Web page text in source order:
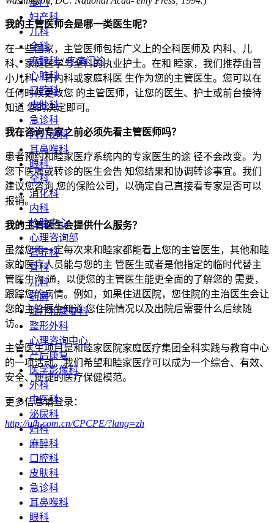
我的主管医师会是哪一类医生呢？
在一些国家，主管医师包括广义上的全科医师及 内科、儿
科、家庭医学与全科的执业护士。在和 睦家，我们推荐由普
小儿科、普内科或家庭科医 生作为您的主管医生。您可以在
任何时候更改您 的主管医师，让您的医生、护士或前台接待
知道 您的决定即可。
我在咨询专家之前必须先看主管医师吗？
患者预约和睦家医疗系统内的专家医生的途 径不会改变。为
您下医嘱或转诊的医生会告 知您结果和协调转诊事宜。我们
建议您咨询 您的保险公司，以确定自己直接看专家是否可以
报销。
我的主管医生会提供什么服务？
虽然您不一定每次来和睦家都能看上您的主管医生，其他和睦
家的医疗人员能与您的主 管医生或者是他指定的临时代替主
管医生沟 通，以便您的主管医生能更全面的了解您的 需要，
跟踪您的病情。例如，如果住进医院，您住院的主治医生会让
您的主管医生知道 您住院情况以及出院后需要什么后续随
访。
主管医生项目是和睦家医院家庭医疗集团全科实践与教育中心
的一项活动。我们希望和睦家医疗可以成为一个综合、有效、
安全、便捷的医疗保健模范。
更多信息请登录：
http://ufh.com.cn/CPCPE/?lang=zh
部门
妇产科
儿科
全科
麻醉科 / 疼痛门诊
心脏科
口腔科
皮肤科
急诊科
内分泌科
耳鼻喉科
眼科
全科
消化科
内科
检验中心
心理咨询部
营养科
骨科
儿科
药房
理疗和康复科
整形外科
心理咨询中心
产后康复
医学影像科
外科
中医科
泌尿科
妇科
麻醉科
口腔科
皮肤科
急诊科
耳鼻喉科
眼科